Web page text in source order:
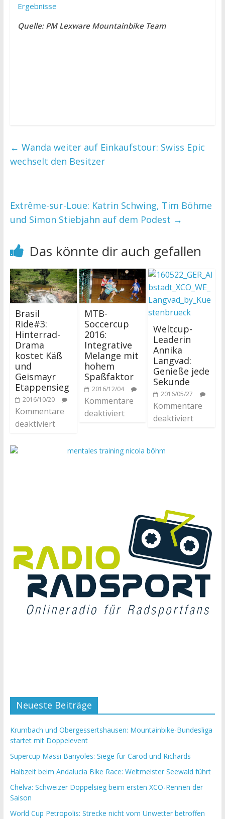
Ergebnisse
Quelle: PM Lexware Mountainbike Team
← Wanda weiter auf Einkaufstour: Swiss Epic
wechselt den Besitzer
Extrême-sur-Loue: Katrin Schwing, Tim Böhme
und Simon Stiebjahn auf dem Podest →
Das könnte dir auch gefallen
Brasil
Ride#3:
Hinterrad-
Drama
kostet Käß
und
Geismayr
Etappensieg
2016/10/20
Kommentare
deaktiviert
MTB-
Soccercup
2016:
Integrative
Melange mit
hohem
Spaßfaktor
2016/12/04
Kommentare
deaktiviert
Weltcup-
Leaderin
Annika
Langvad:
Genieße jede
Sekunde
2016/05/27
Kommentare
deaktiviert
Neueste Beiträge
Krumbach und Obergessertshausen: Mountainbike-Bundesliga
startet mit Doppelevent
Supercup Massi Banyoles: Siege für Carod und Richards
Halbzeit beim Andalucia Bike Race: Weltmeister Seewald führt
Chelva: Schweizer Doppelsieg beim ersten XCO-Rennen der
Saison
World Cup Petropolis: Strecke nicht vom Unwetter betroffen